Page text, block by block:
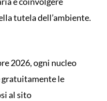
tutela dell’ambiente.
2026, ogni nucleo
le
al sito